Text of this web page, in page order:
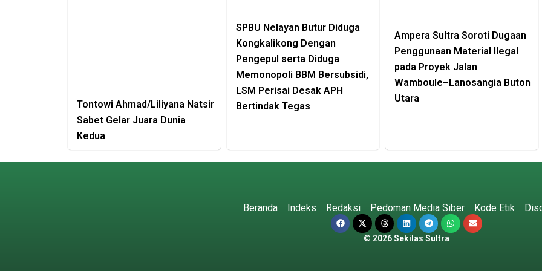
Tontowi Ahmad/Liliyana Natsir
Sabet Gelar Juara Dunia
Kedua
SPBU Nelayan Butur Diduga
Kongkalikong Dengan
Pengepul serta Diduga
Memonopoli BBM Bersubsidi,
LSM Perisai Desak APH
Bertindak Tegas
Ampera Sultra Soroti Dugaan
Penggunaan Material Ilegal
pada Proyek Jalan
Wamboule–Lanosangia Buton
Utara
Beranda Indeks Redaksi Pedoman Media Siber Kode Etik
© 2026 Sekilas Sultra